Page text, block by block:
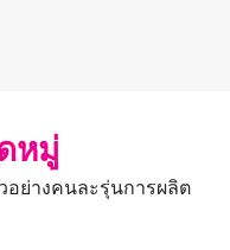
หมู่
อย่างคนละรุ่นการผลิต